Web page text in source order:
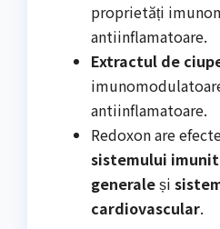
proprietăți
antiinflamatoare.
Extractul de
antiinflamatoare.
Redoxon are
sistemului
generaleși
cardiovascular.